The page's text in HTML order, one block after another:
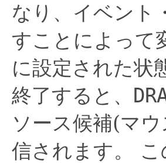
なり、イベント
すことによって
に設定された状
終了すると、
ソース候補(マ
信されます。